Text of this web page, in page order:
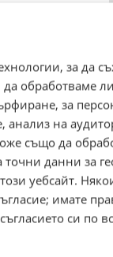
опасни
за
военните
☆
☆
☆
☆
за да
обработваме
за
на
също да
данни за
уебсайт.
имате
си по